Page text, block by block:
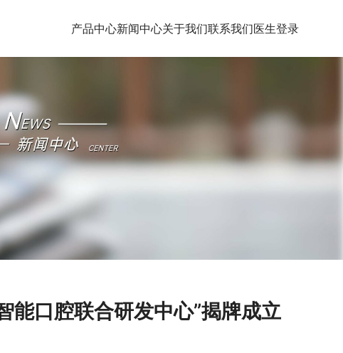
产品中心新闻中心关于我们联系我们医生登录
能口腔联合研发中心”揭牌成立